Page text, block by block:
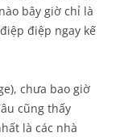
bây giờ chỉ là
điệp ngay kế
chưa bao giờ
cũng thấy
là các nhà